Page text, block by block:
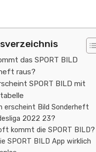
das SPORT BILD
raus?
SPORT BILD mit
erscheint Bild Sonderheft
2022 23?
kommt die SPORT BILD?
SPORT BILD App wirklich